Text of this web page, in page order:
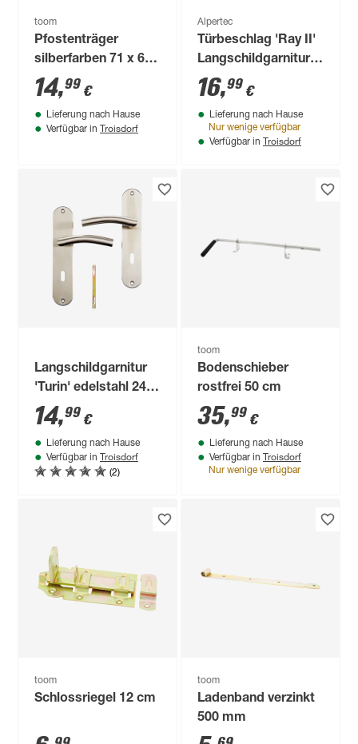
toom
Pfostenträger
silberfarben 71 x 600
x 60 x 5 mm
14,99 €
Lieferung nach Hause
Verfügbar in Troisdorf
Alpertec
Türbeschlag 'Ray II'
Langschildgarnitur
für Zimmertüren mit
Buntbartlochung
16,99 €
Lieferung nach Hause
Nur wenige verfügbar
Verfügbar in Troisdorf
Langschildgarnitur
'Turin' edelstahl 240
x 50 mm
14,99 €
Lieferung nach Hause
Verfügbar in Troisdorf
(2)
toom
Bodenschieber
rostfrei 50 cm
35,99 €
Lieferung nach Hause
Verfügbar in Troisdorf
Nur wenige verfügbar
toom
Schlossriegel 12 cm
toom
Ladenband verzinkt
500 mm